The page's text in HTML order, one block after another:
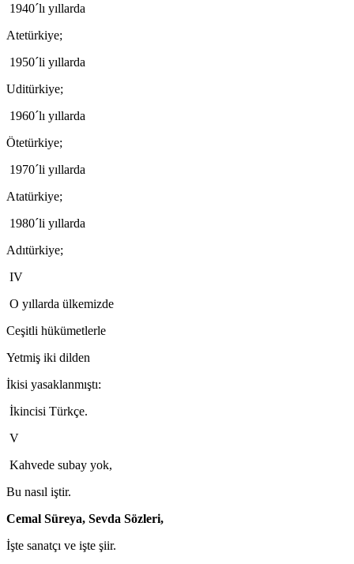
1940´lı yıllarda
Atetürkiye;
1950´li yıllarda
Uditürkiye;
1960´lı yıllarda
Ötetürkiye;
1970´li yıllarda
Atatürkiye;
1980´li yıllarda
Adıtürkiye;
IV
O yıllarda ülkemizde
Ceşitli hükümetlerle
Yetmiş iki dilden
İkisi yasaklanmıştı:
İkincisi Türkçe.
V
Kahvede subay yok,
Bu nasıl iştir.
Cemal Süreya, Sevda Sözleri,
İşte sanatçı ve işte şiir.